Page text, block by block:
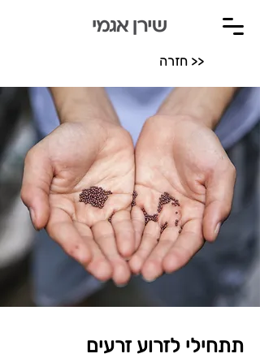
חזרה >>
תתחילי לזרוע זרעים